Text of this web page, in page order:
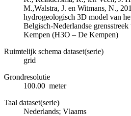
M.,Walstra, J. en Witmans, N.,
hydrogeologisch 3D model van
Belgisch-Nederlandse
Kempen (H3O – De Kempen)
Ruimtelijk schema dataset(serie)
grid
Grondresolutie
100.00 meter
Taal dataset(serie)
Nederlands; Vlaams